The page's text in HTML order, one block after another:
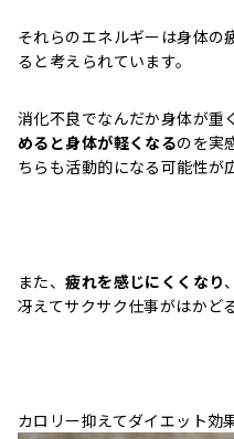
それらのエネルギーは身体の
ると考えられています。
消化不良でなんだか身体が重
めると身体が軽くなるのを実
ちらも活動的になる可能性が
また、疲れを感じにくくなり
冴えてサクサク仕事がはかど
カロリー抑えてダイエット効